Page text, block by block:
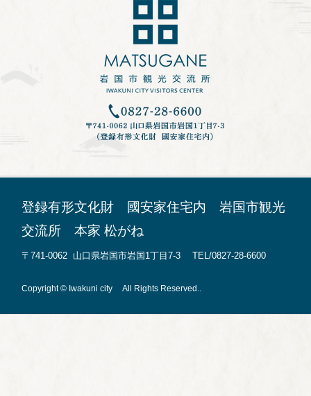
登録有形文化財 國安家住宅内 岩国市観光
交流所 本家 松がね
〒741-0062 山口県岩国市岩国1丁目7-3 TEL/0827-28-6600
Copyright © Iwakuni city All Rights Reserved..